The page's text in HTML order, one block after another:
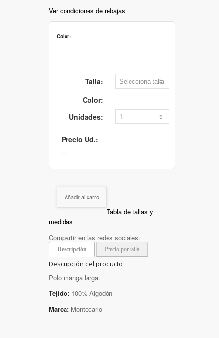
Ver condiciones de rebajas
Color:
Talla:
Color:
Unidades:
Precio Ud.:
Añadir al carro
Tabla de tallas y
medidas
Compartir en las redes sociales:
Descripción Precio por talla
Descripción del producto
Polo manga larga.
Tejido: 100% Algodón
Marca: Montecarlo